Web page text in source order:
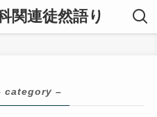
関連徒然語り
category –